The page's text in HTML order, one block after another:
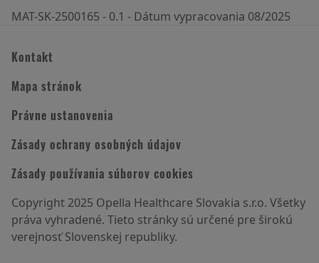
MAT-SK-2500165 - 0.1 - Dátum vypracovania 08/2025
Kontakt
Mapa stránok
Právne ustanovenia
Zásady ochrany osobných údajov
Zásady používania súborov cookies
Copyright 2025 Opella Healthcare Slovakia s.r.o. Všetky
práva vyhradené. Tieto stránky sú určené pre širokú
verejnosť Slovenskej republiky.